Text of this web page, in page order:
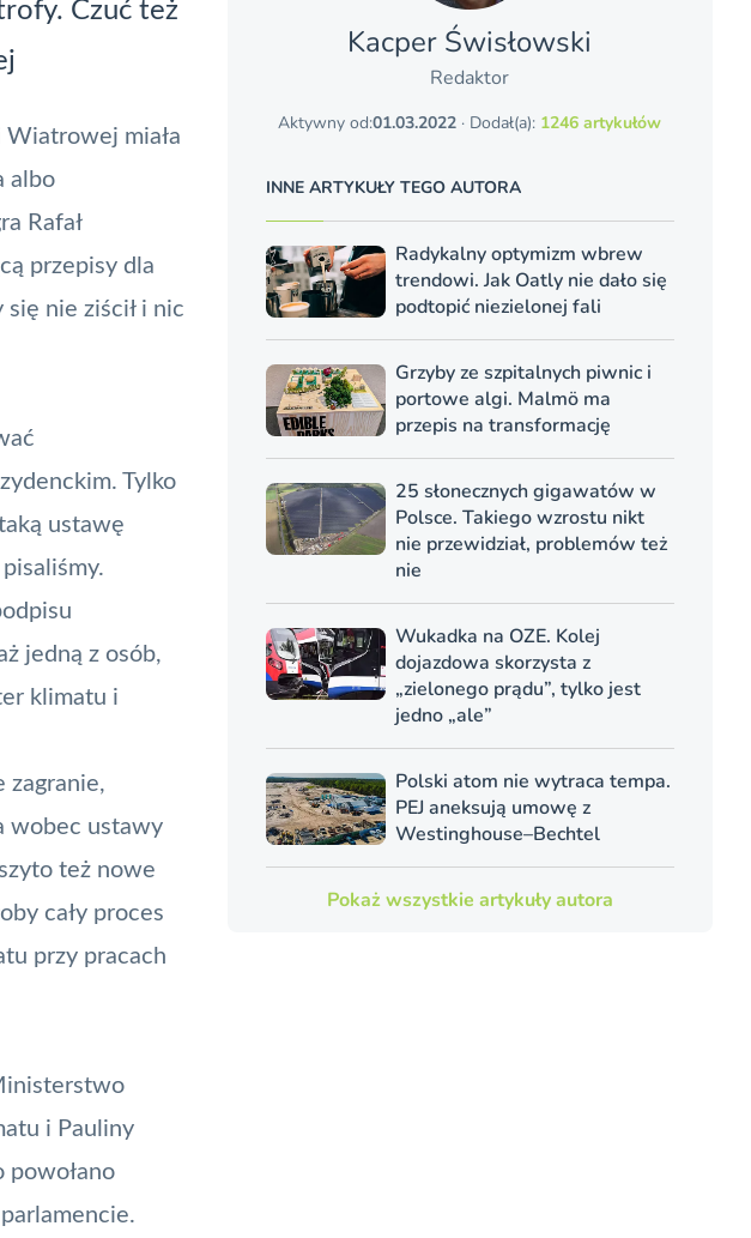
Czuć też
miała
albo
Rafał
przepisy dla
nie ziścił i nic
Tylko
ustawę
.
jedną z osób,
klimatu i
zagranie,
wobec ustawy
też nowe
cały proces
przy pracach
i Pauliny
powołano
Kacper Świsło­wski
Redaktor
Aktywny od:01.03.2022 · Dodał(a): 1246 artykułów
INNE ARTYKUŁY TEGO AUTORA
Radykalny optymizm wbrew
trendowi. Jak Oatly nie dało się
podtopić niezielonej fali
Grzyby ze szpitalnych piwnic i
portowe algi. Malmö ma
przepis na transformację
25 słonecznych gigawatów w
Polsce. Takiego wzrostu nikt
nie przewidział, problemów też
nie
Wukadka na OZE. Kolej
dojazdowa skorzysta z
„zielonego prądu”, tylko jest
jedno „ale”
Polski atom nie wytraca tempa.
PEJ aneksują umowę z
Westinghouse–Bechtel
Pokaż wszystkie artykuły autora